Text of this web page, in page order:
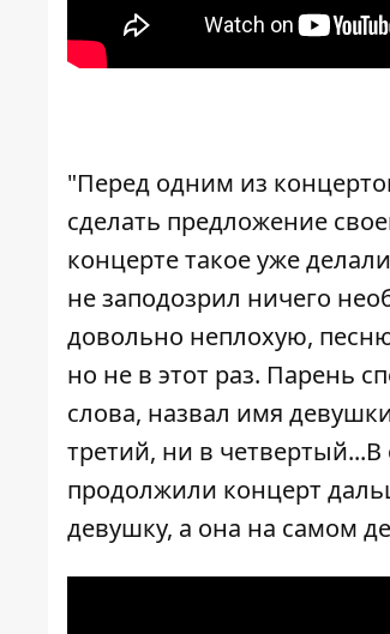
"Перед одним из
сделать предложение
концерте такое уже
не заподозрил ничего
довольно неплохую,
но не в этот раз. Парень
слова, назвал имя
третий, ни в
продолжили концерт
девушку, а она на самом